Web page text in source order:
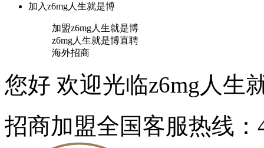
加入z6mg人生就是博
加盟z6mg人生就是博
z6mg人生就是博直聘
海外招商
您好 欢迎光临z6mg人生就
招商加盟全国客服热线